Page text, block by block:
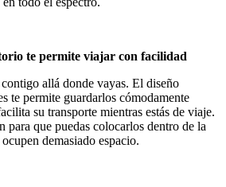
te permite viajar con facilidad
allá donde vayas. El diseño
te permite guardarlos cómodamente
su transporte mientras estás de viaje.
para que puedas colocarlos dentro de la
demasiado espacio.